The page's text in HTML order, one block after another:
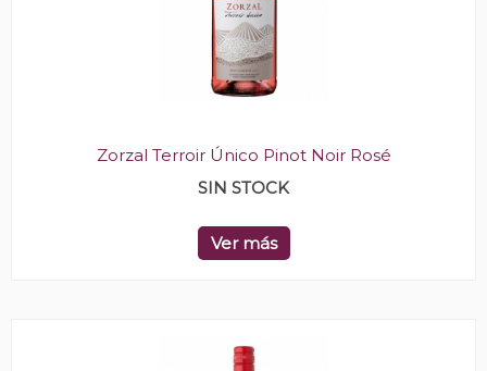
Zorzal Terroir Único Pinot Noir Rosé
SIN STOCK
Ver más